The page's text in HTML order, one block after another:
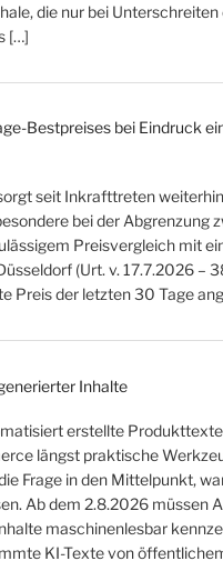
die nur bei
[…]
Bestpreises bei Eindruck
seit Inkrafttreten
bei der Abgrenzung
Preisvergleich mit
(Urt. v. 17.7.2026 –
Preis der letzten 30 Tage
Inhalte
erstellte
längst praktische
Frage in den Mittelpunkt,
Ab dem 2.8.2026 müssen
maschinenlesbar
KI-Texte von